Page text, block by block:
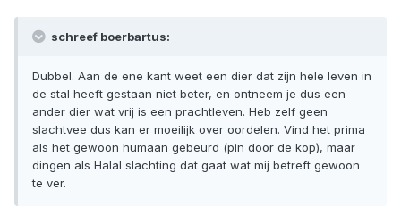
schreef boerbartus:
Dubbel. Aan de ene kant weet een dier dat zijn hele leven in
de stal heeft gestaan niet beter, en ontneem je dus een
ander dier wat vrij is een prachtleven. Heb zelf geen
slachtvee dus kan er moeilijk over oordelen. Vind het prima
als het gewoon humaan gebeurd (pin door de kop), maar
dingen als Halal slachting dat gaat wat mij betreft gewoon
te ver.